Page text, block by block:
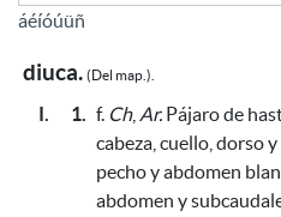
áéíóúüñ
diuca. (Del map.).
I. 1. f. Ch, Ar. Pájaro de
cabeza, cuello, dorso
pechoy abdomen
abdomen y